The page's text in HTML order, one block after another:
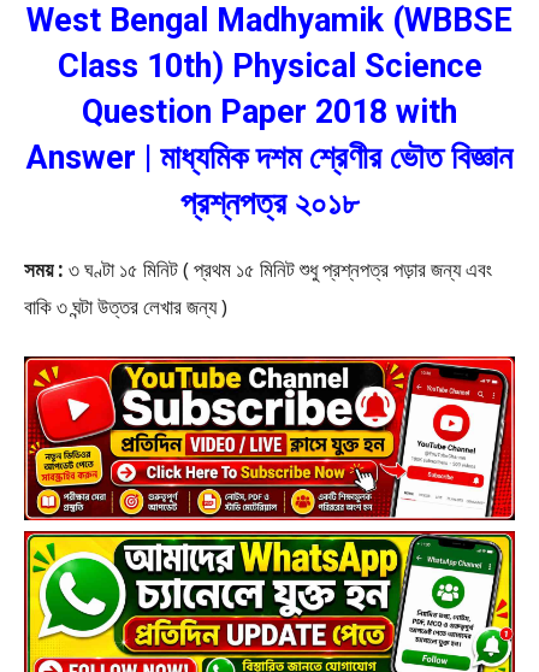
West Bengal Madhyamik (WBBSE
Class 10th) Physical Science
Question Paper 2018 with
Answer | মাধ্যমিক দশম শ্রেণীর ভৌত বিজ্ঞান
প্রশ্নপত্র ২০১৮
সময় : ৩ ঘণ্টা ১৫ মিনিট ( প্রথম ১৫ মিনিট শুধু প্রশ্নপত্র পড়ার জন্য এবং
বাকি ৩ ঘন্টা উত্তর লেখার জন্য )